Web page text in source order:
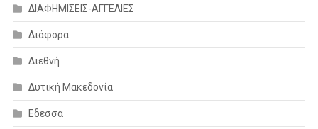
ΔΙΑΦΗΜΙΣΕΙΣ-ΑΓΓΕΛΙΕΣ
Διάφορα
Διεθνή
Δυτική Μακεδονία
Εδεσσα